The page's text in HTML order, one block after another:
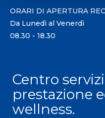
ORARI DI APERTURA
Da Lunedì al Venerdì
08.30 - 18.30
Centro
prestazione
wellness.